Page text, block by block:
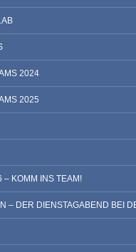
2024
2025
– KOMM INS TEAM!
– DER DIENSTAGABEND BEI